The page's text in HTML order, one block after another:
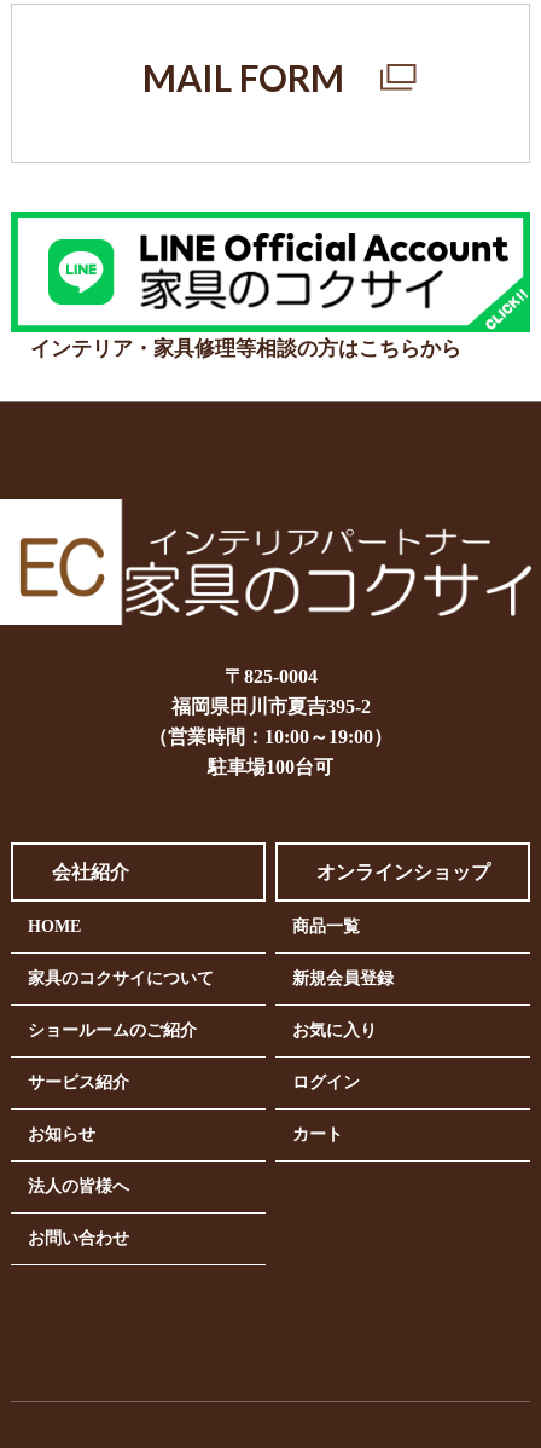
MAIL FORM
インテリア・家具修理等相談の方はこちらから
〒825-0004
福岡県田川市夏吉395-2
（営業時間：10:00～19:00）
駐車場100台可
会社紹介
HOME
家具のコクサイについて
ショールームのご紹介
サービス紹介
お知らせ
法人の皆様へ
お問い合わせ
オンラインショップ
商品一覧
新規会員登録
お気に入り
ログイン
カート